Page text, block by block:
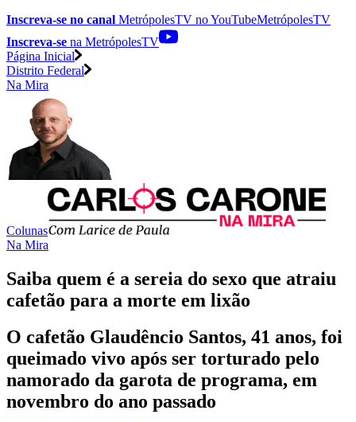
Inscreva-se no canal MetrópolesTV noYouTubeMetrópolesTV
Inscreva-se na MetrópolesTV
Página Inicial
Distrito Federal
Na Mira
Colunas
Na Mira
Saiba quem é a sereia do sexo que atraiu
cafetão para a morte em lixão
O cafetão Glaudêncio Santos, 41 anos, foi
queimado vivo após ser torturado pelo
namorado da garota de programa, em
novembro do ano passado